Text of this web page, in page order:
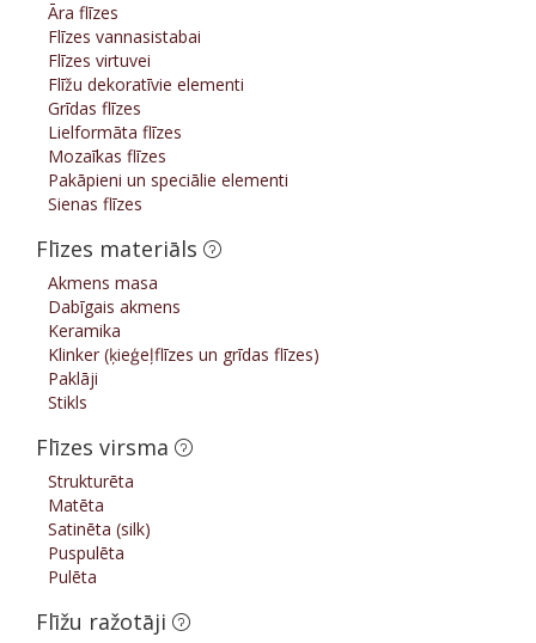
Āra flīzes
Flīzes vannasistabai
Flīzes virtuvei
Flīžu dekoratīvie elementi
Grīdas flīzes
Lielformāta flīzes
Mozaīkas flīzes
Pakāpieni un speciālie elementi
Sienas flīzes
Flīzes materiāls
Akmens masa
Dabīgais akmens
Keramika
Klinker (ķieģeļflīzes un grīdas flīzes)
Paklāji
Stikls
Flīzes virsma
Strukturēta
Matēta
Satinēta (silk)
Puspulēta
Pulēta
Flīžu ražotāji